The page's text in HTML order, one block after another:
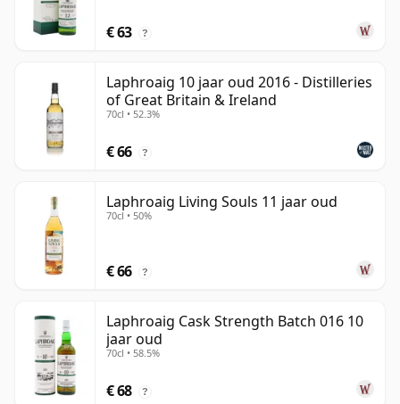
€ 63 ?
Laphroaig 10 jaar oud 2016 - Distilleries
of Great Britain & Ireland
70cl • 52.3%
€ 66 ?
Laphroaig Living Souls 11 jaar oud
70cl • 50%
€ 66 ?
Laphroaig Cask Strength Batch 016 10
jaar oud
70cl • 58.5%
€ 68 ?